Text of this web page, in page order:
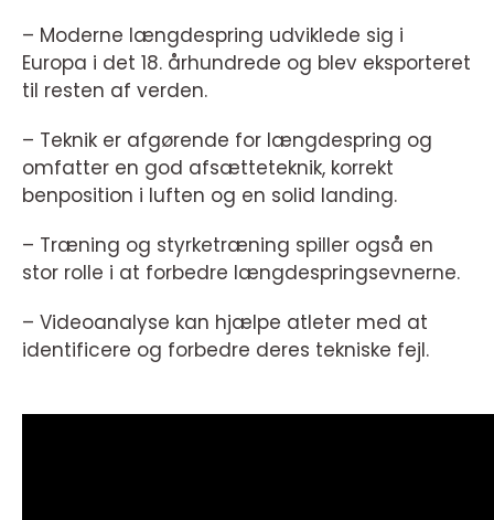
– Moderne længdespring udviklede sig i
Europa i det 18. århundrede og blev eksporteret
til resten af verden.
– Teknik er afgørende for længdespring og
omfatter en god afsætteteknik, korrekt
benposition i luften og en solid landing.
– Træning og styrketræning spiller også en
stor rolle i at forbedre længdespringsevnerne.
– Videoanalyse kan hjælpe atleter med at
identificere og forbedre deres tekniske fejl.